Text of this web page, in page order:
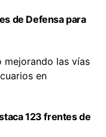
de Defensa para
123 frentes de